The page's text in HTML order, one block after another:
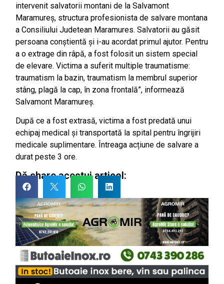
intervenit salvatorii montani de la Salvamont
Maramureș, structura profesionista de salvare montana
a Consiliului Judetean Maramures. Salvatorii au găsit
persoana conștientă și i-au acordat primul ajutor. Pentru
a o extrage din râpă, a fost folosit un sistem special
de elevare. Victima a suferit multiple traumatisme:
traumatism la bazin, traumatism la membrul superior
stâng, plagă la cap, în zona frontală”, informează
Salvamont Maramureș.
După ce a fost extrasă, victima a fost predată unui
echipaj medical și transportată la spital pentru îngrijiri
medicale suplimentare. Întreaga acțiune de salvare a
durat peste 3 ore.
Dă share acestui articol: